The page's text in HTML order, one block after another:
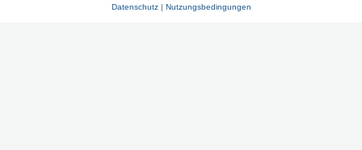
Datenschutz| Nutzungsbedingungen